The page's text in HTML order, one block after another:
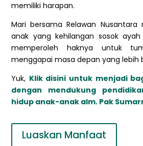
memiliki harapan.
Mari bersama Relawan
anak yang kehilangan sosok
memperoleh haknya untuk
menggapai masa depan yang lebih
Yuk, Klik disini untuk menjadi
dengan mendukung
hidup anak-anak alm. Pak
Luaskan Manfaat